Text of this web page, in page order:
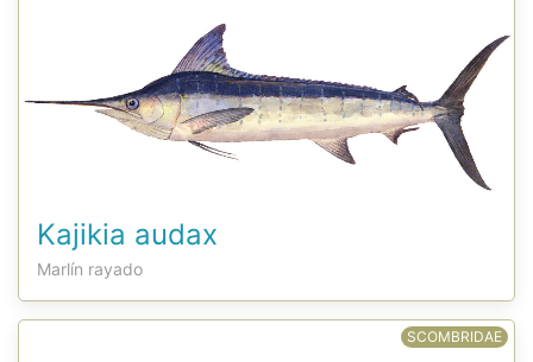
Kajikia audax
Marlín rayado
SCOMBRIDAE